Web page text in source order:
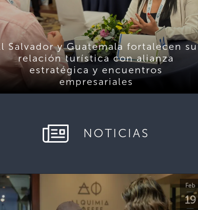
Salvador y Guatemala fortalecen su
relación turística con alianza
estratégica y encuentros
empresariales
NOTICIAS
Feb
19